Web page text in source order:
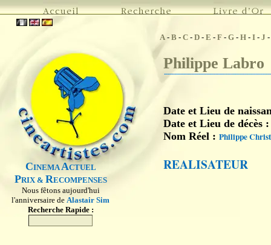
CINEMAACTUEL
PRIX & RECOMPENSES
Nous fêtons aujourd'hui
l'anniversaire de Alastair Sim
Recherche Rapide :
A- B - C - D - E - F - G - H - I - J -
Philippe Labro
Date et Lieu de
Date et Lieu de décès
Nom Réel : Philippe
REALISATEUR